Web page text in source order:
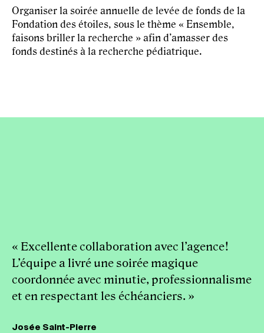
Organiser la soirée annuelle de levée de fonds de la
Fondation des étoiles, sous le thème « Ensemble,
faisons briller la recherche » afin d’amasser des
fonds destinés à la recherche pédiatrique.
« Excellente collaboration avec l’agence!
L’équipe a livré une soirée magique
coordonnée avec minutie, professionnalisme
et en respectant les échéanciers. »
Josée Saint-Pierre